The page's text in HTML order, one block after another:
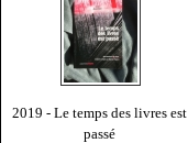
2019 - Le temps des livres est
passé